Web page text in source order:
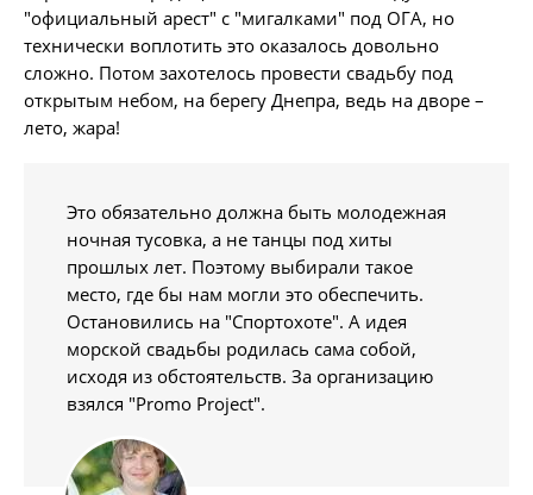
"официальный арест" с "мигалками" под ОГА, но
технически воплотить это оказалось довольно
сложно. Потом захотелось провести свадьбу под
открытым небом, на берегу Днепра, ведь на дворе –
лето, жара!
Это обязательно должна быть молодежная
ночная тусовка, а не танцы под хиты
прошлых лет. Поэтому выбирали такое
место, где бы нам могли это обеспечить.
Остановились на "Спортохоте". А идея
морской свадьбы родилась сама собой,
исходя из обстоятельств. За организацию
взялся "Promo Project".